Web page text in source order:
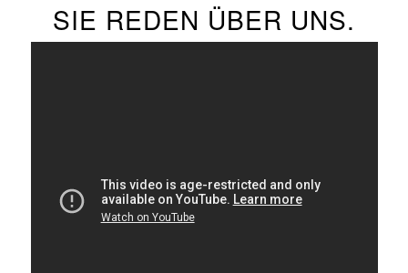
SIE REDEN ÜBER UNS.